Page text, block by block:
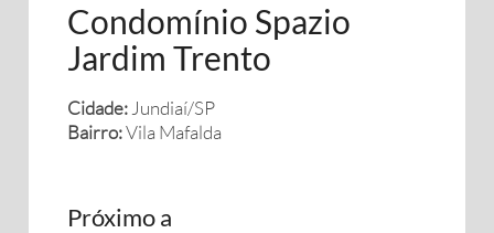
Condomínio Spazio
Jardim Trento
Cidade: Jundiaí/SP
Bairro:Vila Mafalda
Próximo a